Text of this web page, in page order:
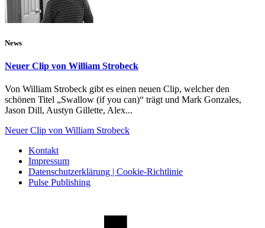
News
Neuer Clip von William Strobeck
Von William Strobeck gibt es einen neuen Clip, welcher den
schönen Titel „Swallow (if you can)“ trägt und Mark Gonzales,
Jason Dill, Austyn Gillette, Alex...
Neuer Clip von William Strobeck
Kontakt
Impressum
Datenschutzerklärung | Cookie-Richtlinie
Pulse Publishing